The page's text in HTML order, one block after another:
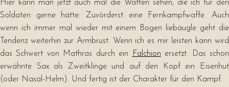
Hier kann man jetzt auch mal die Waffen sehen, die ich für den
Soldaten gerne hätte: Zuvörderst eine Fernkampfwaffe. Auch
wenn ich immer mal wieder mit einem Bogen liebäugle geht die
Tendenz weiterhin zur Armbrust. Wenn ich es mir leisten kann wird
das Schwert von Mathras durch ein
Falchion ersetzt. Das schon
erwähnte Sax als Zweitklinge und auf den Kopf ein Eisenhut
(oder Nasal-Helm). Und fertig ist der Charakter für den Kampf.